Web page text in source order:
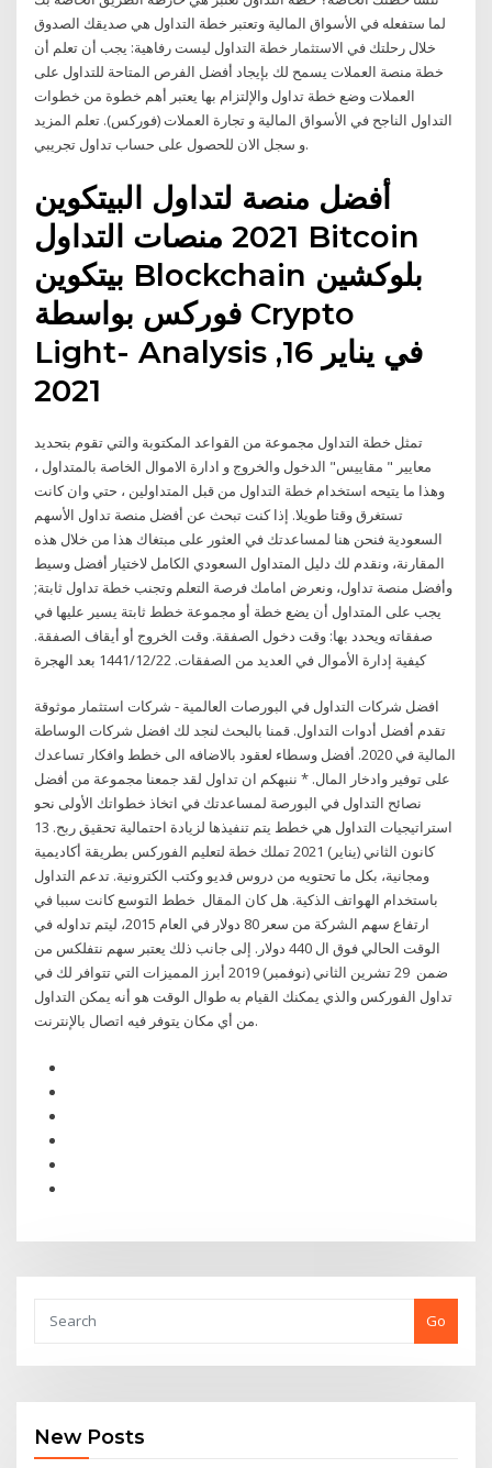
لما ستفعله في الأسواق المالية وتعتبر خطة التداول هي صديقك الصدوق
خلال رحلتك في الاستثمار خطة التداول ليست رفاهية: يجب أن تعلم أن
خطة منصة العملات يسمح لك بإيجاد أفضل الفرص المتاحة للتداول على
العملات وضع خطة تداول والإلتزام بها يعتبر أهم خطوة من خطوات
التداول الناجح في الأسواق المالية و تجارة العملات (فوركس). تعلم المزيد
و سجل الان للحصول على حساب تداول تجريبي.
أفضل منصة لتداول البيتكوين
2021 منصات التداول Bitcoin
بيتكوين Blockchain بلوكشين
فوركس بواسطة Crypto
Light- Analysis في يناير 16,
2021
تمثل خطة التداول مجموعة من القواعد المكتوبة والتي تقوم بتحديد
معايير " مقاييس" الدخول والخروج و ادارة الاموال الخاصة بالمتداول ،
وهذا ما يتيحه استخدام خطة التداول من قبل المتداولين ، حتي وان كانت
تستغرق وقتا طويلا. إذا كنت تبحث عن أفضل منصة تداول الأسهم
السعودية فنحن هنا لمساعدتك في العثور على مبتغاك هذا من خلال هذه
المقارنة، ونقدم لك دليل المتداول السعودي الكامل لاختيار أفضل وسيط
وأفضل منصة تداول، ونعرض امامك فرصة التعلم وتجنب خطة تداول ثابتة;
يجب على المتداول أن يضع خطة أو مجموعة خطط ثابتة يسير عليها في
صفقاته ويحدد بها: وقت دخول الصفقة. وقت الخروج أو أيقاف الصفقة.
كيفية إدارة الأموال في العديد من الصفقات. 22‏‏/12‏‏/1441 بعد الهجرة
افضل شركات التداول في البورصات العالمية - شركات استثمار موثوقة
تقدم أفضل أدوات التداول. قمنا بالبحث لنجد لك افضل شركات الوساطة
المالية في 2020. أفضل وسطاء لعقود بالاضافه الى خطط وافكار تساعدك
على توفير وادخار المال. * ننبهكم ان تداول لقد جمعنا مجموعة من أفضل
نصائح التداول في البورصة لمساعدتك في اتخاذ خطواتك الأولى نحو
استراتيجيات التداول هي خطط يتم تنفيذها لزيادة احتمالية تحقيق ربح. 13
كانون الثاني (يناير) 2021 تملك خطة لتعليم الفوركس بطريقة أكاديمية
ومجانية، بكل ما تحتويه من دروس فديو وكتب الكترونية. تدعم التداول
باستخدام الهواتف الذكية. هل كان المقال خطط التوسع كانت سببا في
ارتفاع سهم الشركة من سعر 80 دولار في العام 2015، ليتم تداوله في
الوقت الحالي فوق ال 440 دولار. إلى جانب ذلك يعتبر سهم نتفلكس من
ضمن 29 تشرين الثاني (نوفمبر) 2019 أبرز المميزات التي تتوافر لك في
تداول الفوركس والذي يمكنك القيام به طوال الوقت هو أنه يمكن التداول
من أي مكان يتوفر فيه اتصال بالإنترنت.
Go
New Posts